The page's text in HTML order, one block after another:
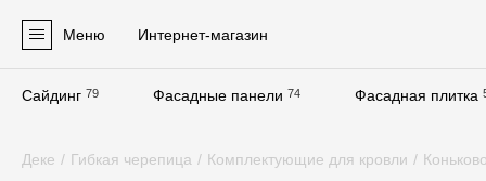
Меню Интернет-магазин
Сайдинг 79 Фасадные панели 74 Фасадная плитка
Деке / Гибкая черепица / Комплектующие для кровли /